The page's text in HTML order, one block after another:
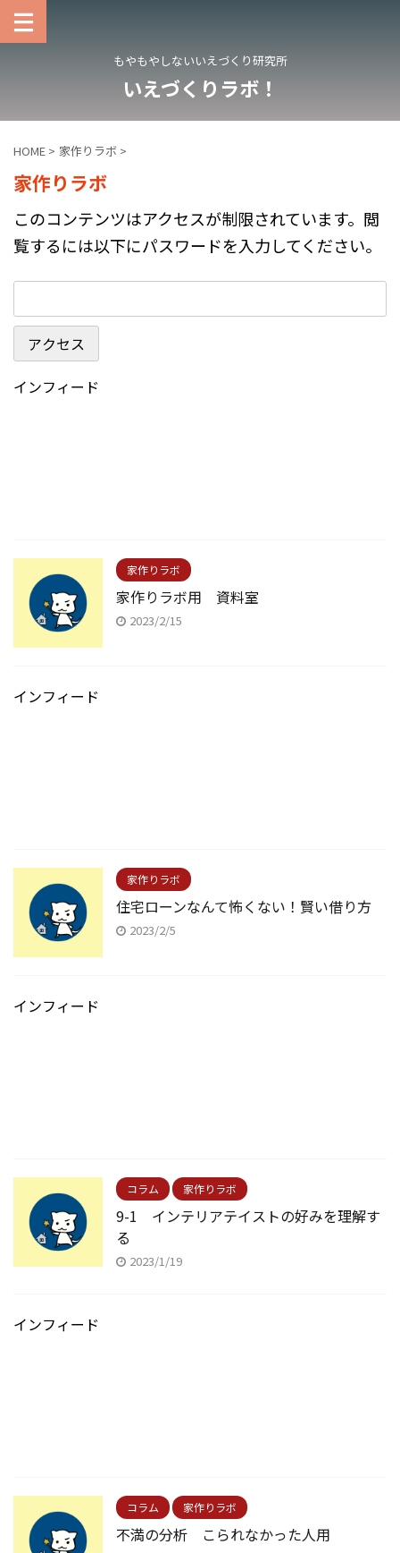
もやもやしないいえづくり研究所
いえづくりラボ！
HOME > 家作りラボ >
家作りラボ
このコンテンツはアクセスが制限されています。閲
覧するには以下にパスワードを入力してください。
インフィード
家作りラボ
家作りラボ用 資料室
2023/2/15
インフィード
家作りラボ
住宅ローンなんて怖くない！賢い借り方
2023/2/5
インフィード
コラム 家作りラボ
9-1 インテリアテイストの好みを理解す
る
2023/1/19
インフィード
コラム 家作りラボ
不満の分析 こられなかった人用